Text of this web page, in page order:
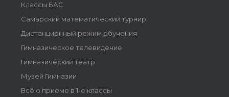
Классы БАС
Самарский математический турнир
Дистанционный режим обучения
Гимназическое телевидение
Гимназический театр
Музей Гимназии
Всё о приеме в 1-е классы